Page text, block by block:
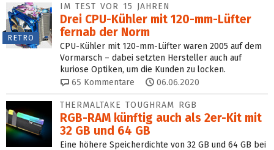
RETRO
IM TEST VOR 15 JAHREN
Drei CPU-Kühler mit 120-mm-Lüfter
fernab der Norm
CPU-Kühler mit 120-mm-Lüfter waren 2005 auf dem
Vormarsch – dabei setzten Hersteller auch auf
kuriose Optiken, um die Kunden zu locken.
65 Kommentare 06.06.2020
THERMALTAKE TOUGHRAM RGB
RGB-RAM künftig auch als 2er-Kit mit
32 GB und 64 GB
Eine höhere Speicherdichte von 32 GB und 64 GB bei